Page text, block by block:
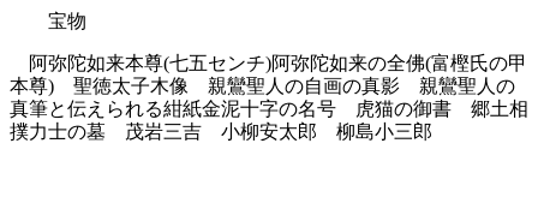
宝物
阿弥陀如来本尊(七五センチ)阿弥陀如来の全佛(富樫氏の甲
本尊) 聖徳太子木像 親鸞聖人の自画の真影 親鸞聖人の
真筆と伝えられる紺紙金泥十字の名号 虎猫の御書 郷土相
撲力士の墓 茂岩三吉 小柳安太郎 柳島小三郎